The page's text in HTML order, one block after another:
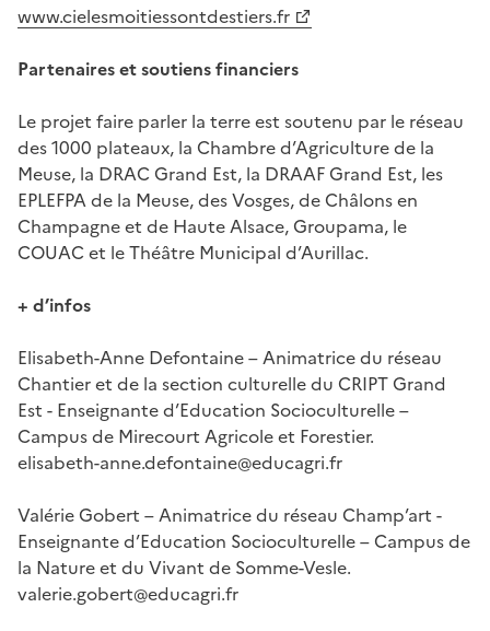
www.cielesmoitiessontdestiers.fr
Partenaires et soutiens financiers
Le projet faire parler la terre est soutenu par le réseau
des 1000 plateaux, la Chambre d’Agriculture de la
Meuse, la DRAC Grand Est, la DRAAF Grand Est, les
EPLEFPA de la Meuse, des Vosges, de Châlons en
Champagne et de Haute Alsace, Groupama, le
COUAC et le Théâtre Municipal d’Aurillac.
+ d’infos
Elisabeth-Anne Defontaine – Animatrice du réseau
Chantier et de la section culturelle du CRIPT Grand
Est - Enseignante d’Education Socioculturelle –
Campus de Mirecourt Agricole et Forestier.
elisabeth-anne.defontaine@educagri.fr
Valérie Gobert – Animatrice du réseau Champ’art -
Enseignante d’Education Socioculturelle – Campus de
la Nature et du Vivant de Somme-Vesle.
valerie.gobert@educagri.fr